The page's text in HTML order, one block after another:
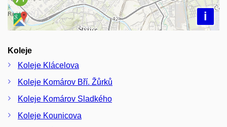
i
Koleje
Koleje Klácelova
Koleje Komárov Bří. Žůrků
Koleje Komárov Sladkého
Koleje Kounicova